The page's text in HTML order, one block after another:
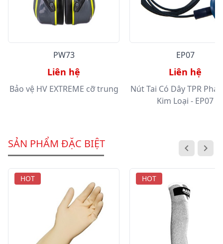
PW73
Liên hệ
Bảo vệ HV EXTREME cỡ trung
EP07
Liên hệ
Nút Tai Có Dây TPR
Kim Loại - EP07
SẢN PHẨM ĐẶC BIỆT
HOT HOT